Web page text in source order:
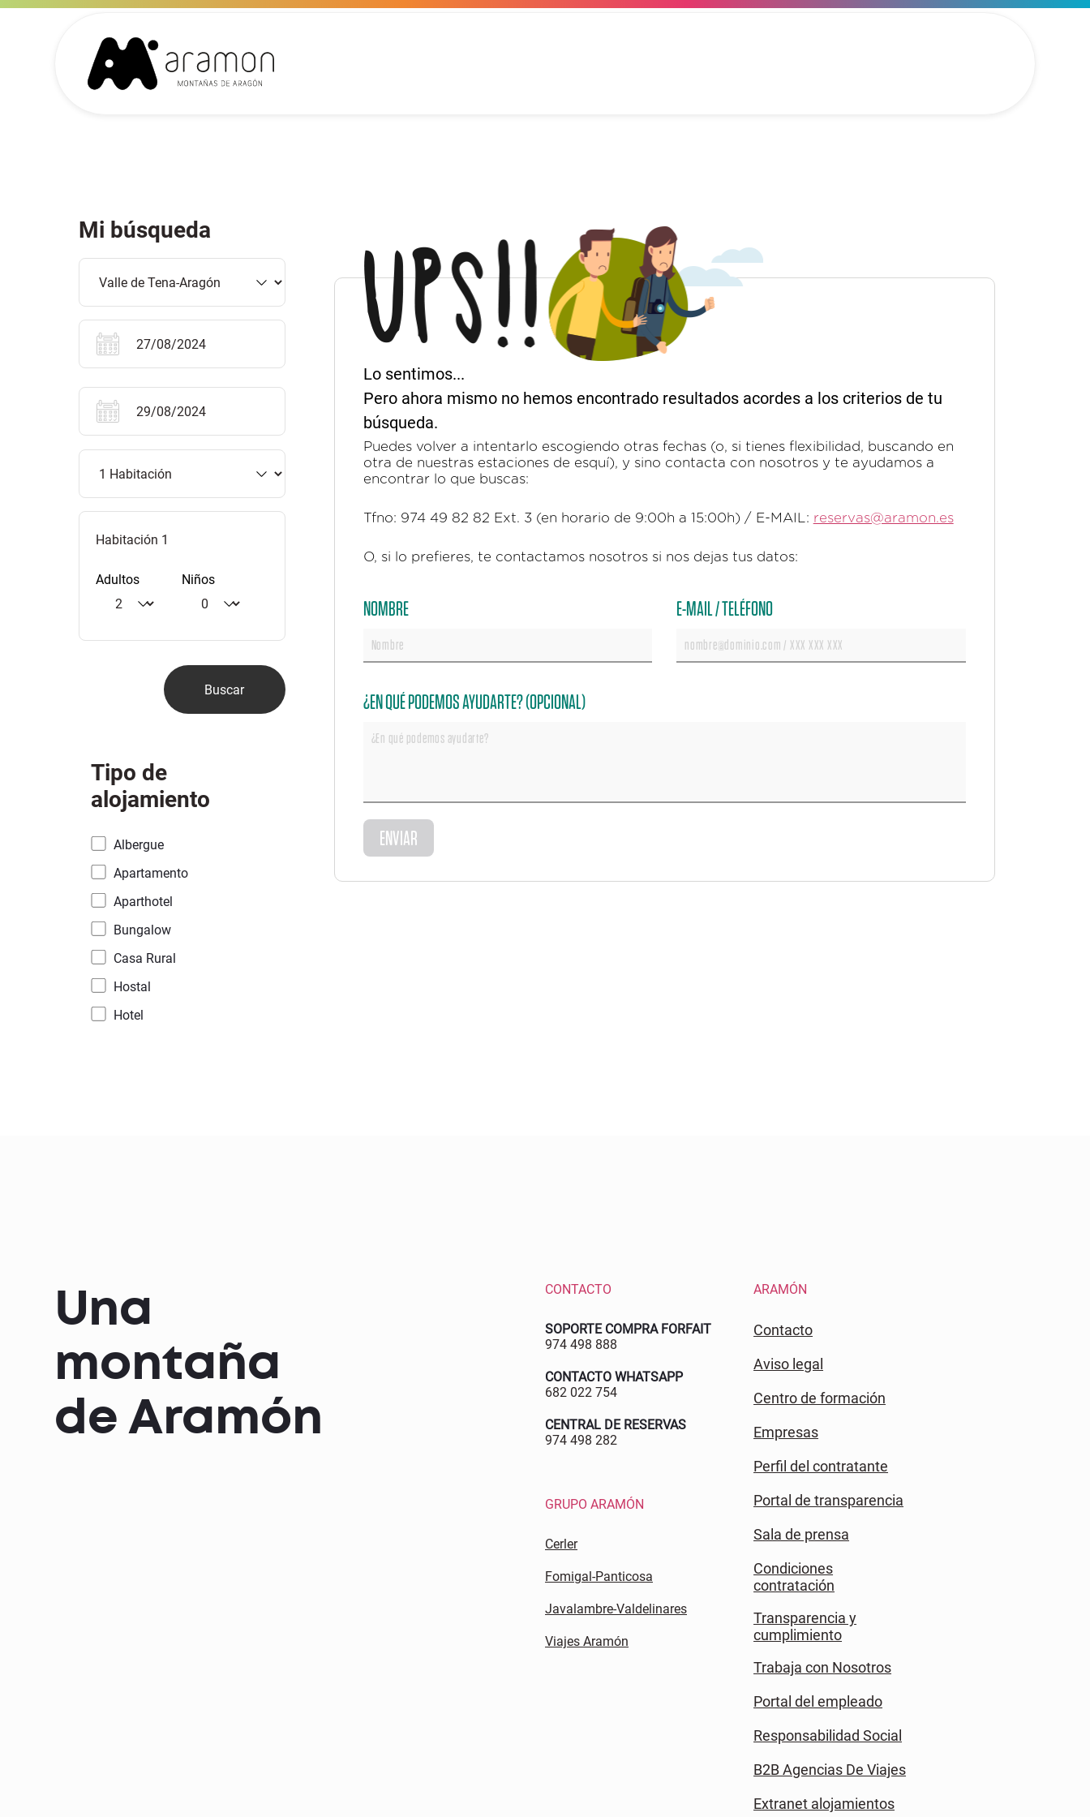
Mi búsqueda
Habitación 1
Adultos Niños
Tipo de
alojamiento
Albergue
Apartamento
Aparthotel
Bungalow
Casa Rural
Hostal
Hotel
Lo sentimos...
Pero ahora mismo no hemos encontrado resultados acordes a los criterios de tu
búsqueda.
Puedes volver a intentarlo escogiendo otras fechas (o, si tienes flexibilidad, buscando en
otra de nuestras estaciones de esquí), y sino contacta con nosotros y te ayudamos a
encontrar lo que buscas:
Tfno: 974 49 82 82 Ext. 3 (en horario de 9:00h a 15:00h) / E-MAIL: reservas@aramon.es
O, si lo prefieres, te contactamos nosotros si nos dejas tus datos:
NOMBRE E-MAIL / TELÉFONO
¿EN QUÉ PODEMOS AYUDARTE? (OPCIONAL)
Una
montaña
de Aramón
CONTACTO
SOPORTE COMPRA FORFAIT
974 498 888
CONTACTO WHATSAPP
682 022 754
CENTRAL DE RESERVAS
974 498 282
GRUPO ARAMÓN
Cerler
Fomigal-Panticosa
Javalambre-Valdelinares
Viajes Aramón
ARAMÓN
Contacto
Aviso legal
Centro de formación
Empresas
Perfil del contratante
Portal de transparencia
Sala de prensa
Condiciones
contratación
Transparencia y
cumplimiento
Trabaja con Nosotros
Portal del empleado
Responsabilidad Social
B2B Agencias De Viajes
Extranet alojamientos